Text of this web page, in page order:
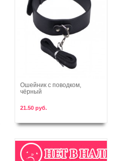
Ошейник с поводком,
чёрный
21.50 руб.